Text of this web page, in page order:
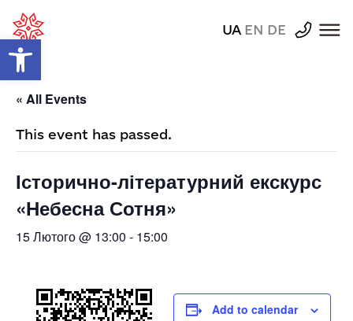
Відкрити Панель інструментів
UA EN DE
« All Events
This event has passed.
Історично-літературний екскурс
«Небесна Сотня»
15 Лютого @ 13:00 - 15:00
Add to calendar